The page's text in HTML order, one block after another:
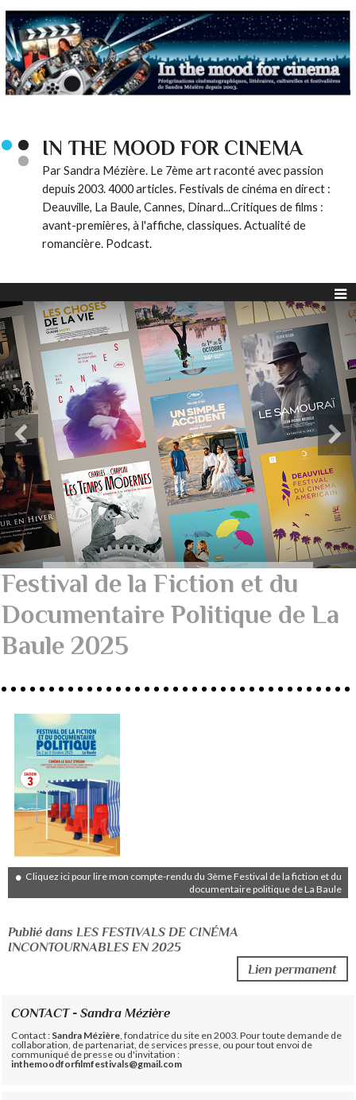
IN THE MOOD FOR CINEMA
Par Sandra Mézière. Le 7ème art raconté avec passion
depuis 2003. 4000 articles. Festivals de cinéma en direct :
Deauville, La Baule, Cannes, Dinard...Critiques de films :
avant-premières, à l'affiche, classiques. Actualité de
romancière. Podcast.
Festival de la Fiction et du
Documentaire Politique de La
Baule 2025
Cliquez ici pour lire mon compte-rendu du 3ème Festival de la fiction et du
documentaire politique de La Baule
Publié dans LES FESTIVALS DE CINÉMA
INCONTOURNABLES EN 2025
Lien permanent
CONTACT - Sandra Mézière
Contact : Sandra Mézière , fondatrice du site en 2003. Pour toute demande de
collaboration, de partenariat, de services presse, ou pour tout envoi de
communiqué de presse ou d'invitation :
inthemoodforfilmfestivals@gmail.com